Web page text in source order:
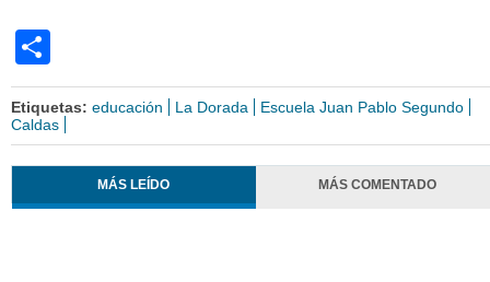
Etiquetas: educación La Dorada
Escuela Juan Pablo Segundo
Caldas
MÁS LEÍDO MÁS COMENTADO